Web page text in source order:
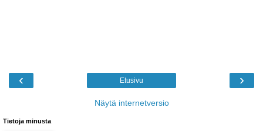
‹ ›
Etusivu
Näytä internetversio
Tietoja minusta